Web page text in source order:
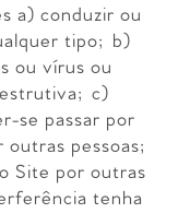
a) conduzir ou
tipo; b)
ou vírus ou
c)
se passar por
pessoas;
Site por outras
tenha